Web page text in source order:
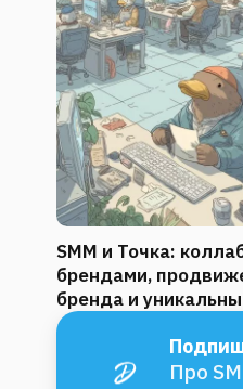
SMM и Точка:
брендами,
бренда и
Про